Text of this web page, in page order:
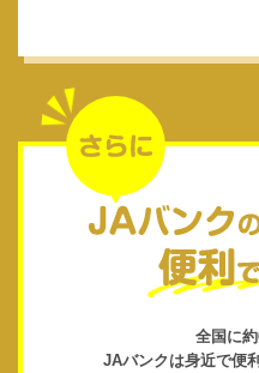
全国に約
JAバンクは身近で便利